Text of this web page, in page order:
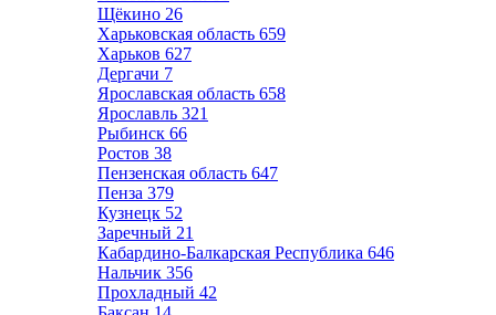
Щёкино 26
Харьковская область 659
Харьков 627
Дергачи 7
Ярославская область 658
Ярославль 321
Рыбинск 66
Ростов 38
Пензенская область 647
Пенза 379
Кузнецк 52
Заречный 21
Кабардино-Балкарская Республика 646
Нальчик 356
Прохладный 42